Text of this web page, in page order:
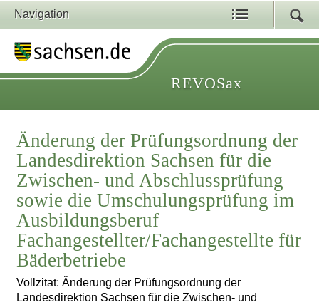
Navigation
REVOSax
Änderung der Prüfungsordnung der
Landesdirektion Sachsen für die
Zwischen- und Abschlussprüfung
sowie die Umschulungsprüfung im
Ausbildungsberuf
Fachangestellter/Fachangestellte für
Bäderbetriebe
Vollzitat: Änderung der Prüfungsordnung der
Landesdirektion Sachsen für die Zwischen- und